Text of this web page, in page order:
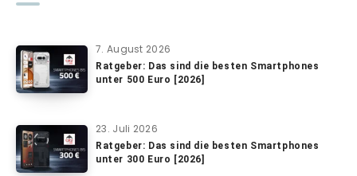
7. August 2026
Ratgeber: Das sind die besten Smartphones
unter 500 Euro [2026]
23. Juli 2026
Ratgeber: Das sind die besten Smartphones
unter 300 Euro [2026]